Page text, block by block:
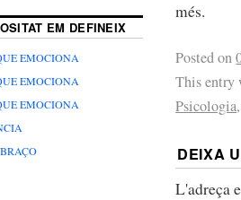
més.
Posted on
This entry
Psicologia
DEIXA
L'adreça
EM DEFINEIX
EMOCIONA
EMOCIONA
EMOCIONA